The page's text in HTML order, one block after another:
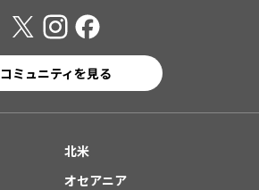
コミュニティを見る
北米
オセアニア